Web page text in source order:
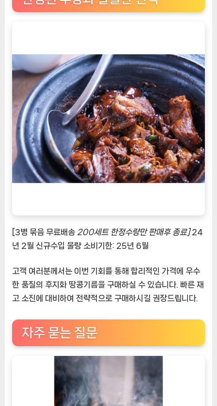
[3병 묶음 무료배송 200세트 한정수량만 판매후 종료]24
년 2월 신규수입 물량 소비기한: 25년 6월
고객 여러분께서는 이번 기회를 통해 합리적인 가격에 우수
한 품질의 후지화 땅콩기름을 구매하실 수 있습니다. 빠른 재
고 소진에 대비하여 전략적으로 구매하시길 권장드립니다.
자주 묻는 질문